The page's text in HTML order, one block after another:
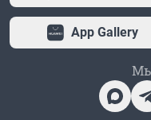
App Gallery
Мы